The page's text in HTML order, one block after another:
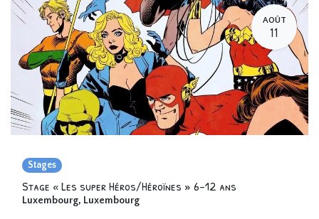
AOÛT
11
Stages
Stage « Les super Héros/Héroïnes » 6-12 ans
Luxembourg, Luxembourg